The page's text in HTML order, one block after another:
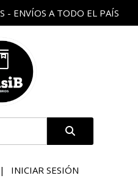
- ENVÍOS A TODO EL PAÍS
INICIAR SESIÓN